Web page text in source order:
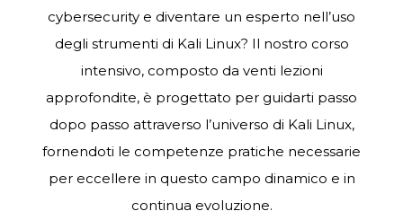
cybersecurity e diventare un esperto nell’uso
degli strumenti di Kali Linux? Il nostro corso
intensivo, composto da venti lezioni
approfondite, è progettato per guidarti passo
dopo passo attraverso l’universo di Kali Linux,
fornendoti le competenze pratiche necessarie
per eccellere in questo campo dinamico e in
continua evoluzione.